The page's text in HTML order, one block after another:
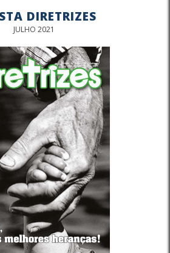
DIRETRIZES
JULHO 2021